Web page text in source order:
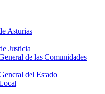
Asturias
Justicia
de las Comunidades
del Estado